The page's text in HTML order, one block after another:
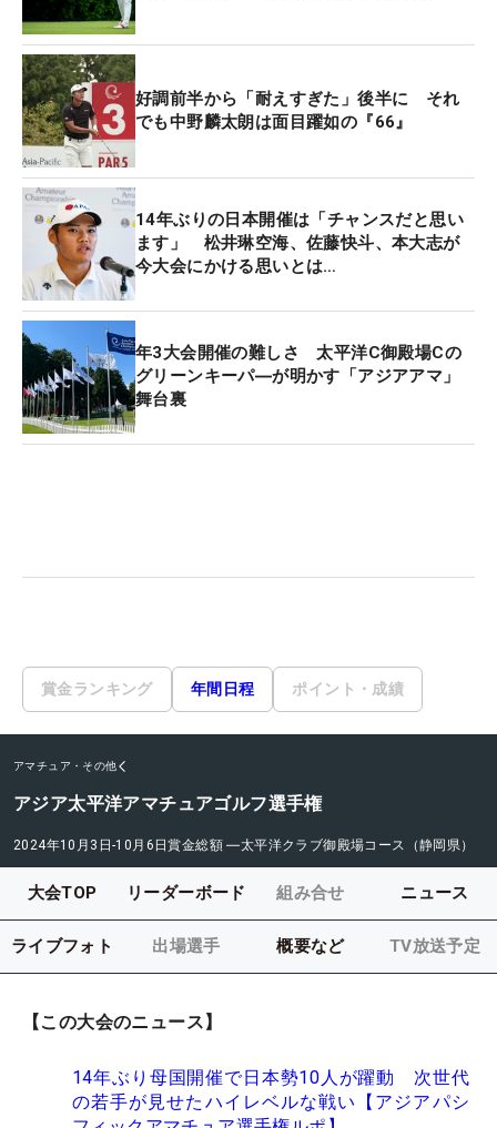
好調前半から「耐えすぎた」後半に それ
でも中野麟太朗は面目躍如の『66』
14年ぶりの日本開催は「チャンスだと思い
ます」 松井琳空海、佐藤快斗、本大志が
今大会にかける思いとは…
年3大会開催の難しさ 太平洋C御殿場Cの
グリーンキーパ―が明かす「アジアアマ」
舞台裏
賞金ランキング 年間日程 ポイント・成績
アマチュア・その他
アジア太平洋アマチュアゴルフ選手権
2024年10月3日-10月6日賞金総額 ―太平洋クラブ御殿場コース（静岡県）
大会TOP リーダーボード 組み合せ ニュース
ライブフォト 出場選手 概要など TV放送予定
【この大会のニュース】
14年ぶり母国開催で日本勢10人が躍動 次世代
の若手が見せたハイレベルな戦い【アジアパシ